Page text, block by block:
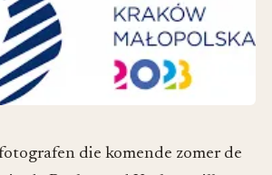
die komende zomer de